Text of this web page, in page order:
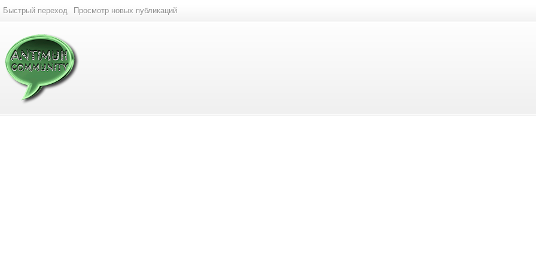
Быстрый переход Просмотр новых публикаций